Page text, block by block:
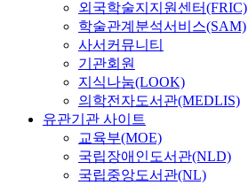
외국학술지지원센터(FRIC)
학술관계분석서비스(SAM)
사서커뮤니티
기관회원
지식나눔(LOOK)
의학전자도서관(MEDLIS)
유관기관 사이트
교육부(MOE)
국립장애인도서관(NLD)
국립중앙도서관(NL)